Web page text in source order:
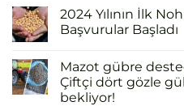
2024 Yılının İlk
Başvurular Başladı
Mazot gübre
Çiftçi dört gözle
bekliyor!